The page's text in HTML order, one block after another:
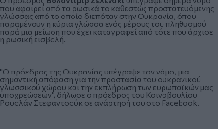
που αφαιρεί από τα ρωσικά το καθεστώς προστατευόμενης
γλώσσας από το οποίο διεπόταν στην Ουκρανία, όπου
παραμένουν η κύρια γλώσσα ενός μέρους του πληθυσμού
παρά μια μείωση που έχει καταγραφεί από τότε που άρχισε
η ρωσική εισβολή.
"Ο πρόεδρος της Ουκρανίας υπέγραψε τον νόμο, μια
σημαντική απόφαση για την προστασία του ουκρανικού
γλωσσικού χώρου και την εκπλήρωση των ευρωπαϊκών μας
υποχρεώσεων", δήλωσε ο πρόεδρος του Κοινοβουλίου
Ρουσλάν Στεφαντσούκ σε ανάρτησή του στο Facebook.